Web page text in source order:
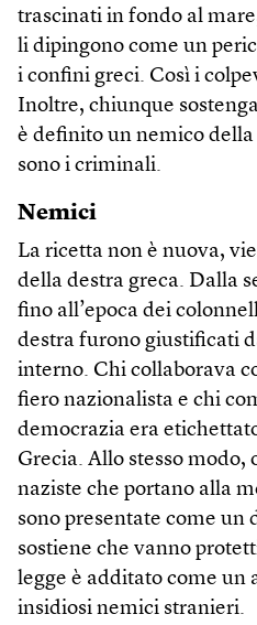
trascinati in fondo al
li dipingono come un
i confini greci. Così i
Inoltre, chiunque
è definito un nemico
sono i criminali.
Nemici
La ricetta non è nuova,
della destra greca. Dalla
fino all’epoca dei
destra furono giustificati
interno. Chi collaborava
fiero nazionalista e chi
democrazia era
Grecia. Allo stesso modo,
naziste che portano alla
sono presentate come un
sostiene che vanno
legge è additato come un
insidiosi nemici stranieri.